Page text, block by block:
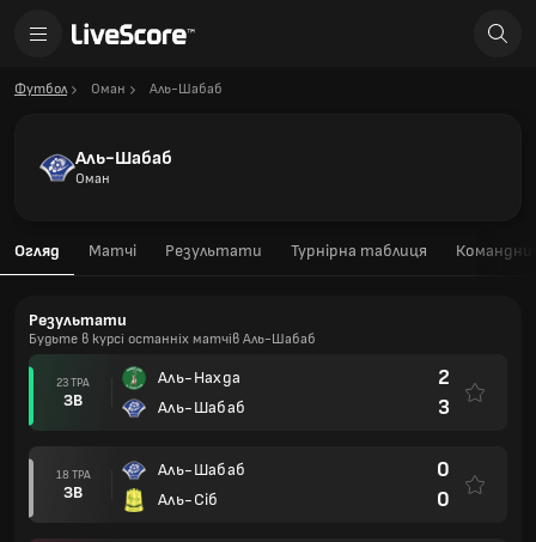
Футбол Оман Аль-Шабаб
Аль-Шабаб
Оман
Огляд Матчі Результати Турнірна таблиця
Результати
Будьте в курсі останніх матчів Аль-Шабаб
23 ТРА
ЗВ
Аль-Нахда
Аль-Шабаб
2
3
18 ТРА
ЗВ
Аль-Шабаб
Аль-Сіб
0
0